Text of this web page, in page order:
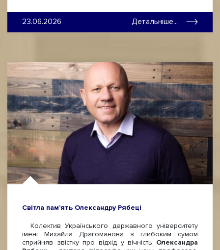
23.06.2026 Детальніше...
Світла пам’ять Олександру Рябеці
Колектив Українського державного університету
імені Михайла Драгоманова з глибоким сумом
сприйняв звістку про відхід у вічність Олександра